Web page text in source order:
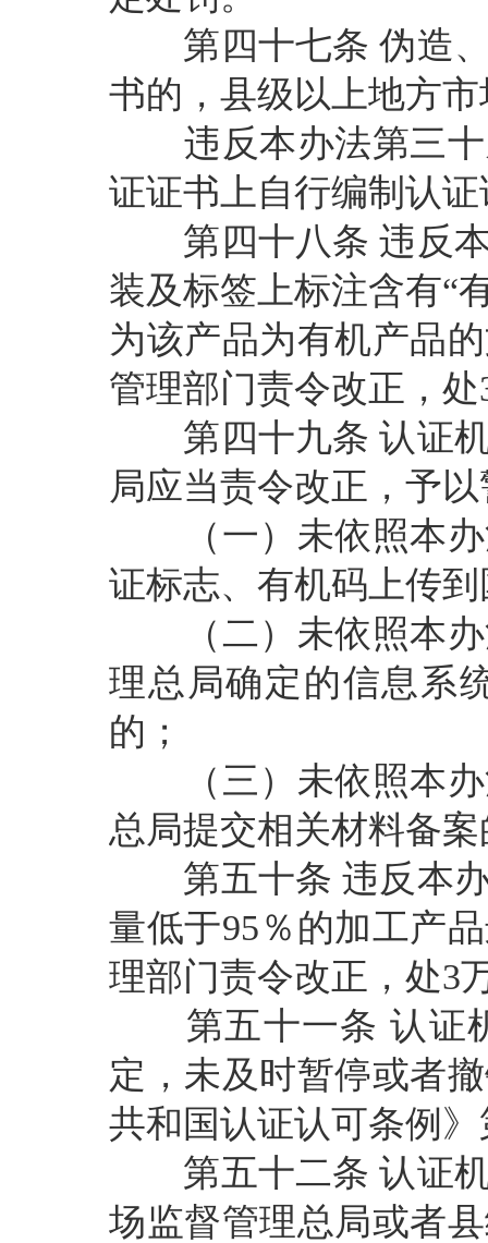
第四十七条 伪造
书的，县级以上地方
违反本办法第三十
证证书上自行编制认
第四十八条 违反
装及标签上标注含有“
为该产品为有机产品
管理部门责令改正，
第四十九条 认证
局应当责令改正，予
（一）未依照本办
证标志、有机码上传
（二）未依照本办
理总局确定的信息系
的；
（三）未依照本办
总局提交相关材料备
第五十条 违反本
量低于95％的加工产
理部门责令改正，处3
第五十一条 认证
定，未及时暂停或者
共和国认证认可条例
第五十二条 认证
场监督管理总局或者